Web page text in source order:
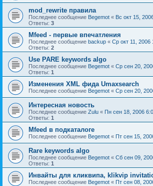
mod_rewrite правила
Последнее сообщение Begemot « Вс окт 15,
Ответы: 3
Mfeed - первые впечатления
Последнее сообщение backup « Ср окт 11, 2006
Ответы: 2
Use PARE keywords algo
Последнее сообщение Begemot « Ср сен 20,
Ответы: 1
Изменения XML фида Umaxsearch
Последнее сообщение Begemot « Ср сен 20,
Интересная новость
Последнее сообщение Zulu « Пн сен 18, 2006
Ответы: 1
Mfeed в подкаталоге
Последнее сообщение Begemot « Пт сен 15,
Rare keywords algo
Последнее сообщение Begemot « Сб сен 09,
Ответы: 1
Инвайты для кликвипа, klikvip
Последнее сообщение Begemot « Пт сен 08,